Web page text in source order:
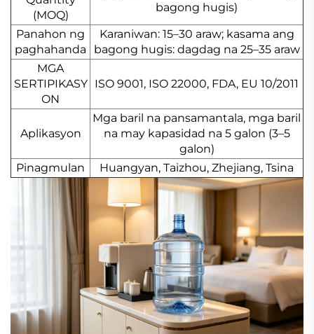
(MOQ)
bagong hugis)
Panahon ng
paghahanda
Karaniwan: 15–30 araw; kasama ang
bagong hugis: dagdag na 25–35 araw
MGA
SERTIPIKASY
ON
ISO 9001, ISO 22000, FDA, EU 10/2011
Aplikasyon
Mga baril na pansamantala, mga baril
na may kapasidad na 5 galon (3–5
galon)
Pinagmulan
Huangyan, Taizhou, Zhejiang, Tsina